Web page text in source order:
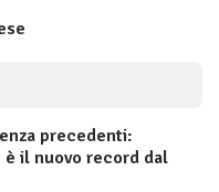
precedenti:
il nuovo record dal